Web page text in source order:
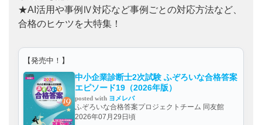
★AI活用や事例Ⅳ対応など事例ごとの対応方法など、
合格のヒケツを大特集！
【発売中！】
中小企業診断士2次試験 ふぞろいな合格答案
エピソード19（2026年版）
posted with ヨメレバ
ふぞろいな合格答案プロジェクトチーム 同友館
2026年07月29日頃